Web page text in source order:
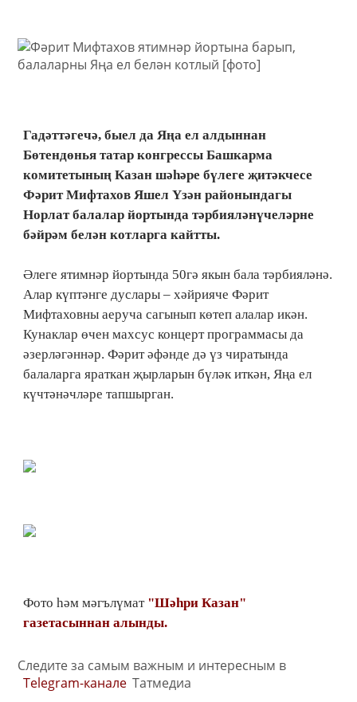
Гадәттәгечә, быел да Яңа ел алдыннан
Бөтендөнья татар конгрессы Башкарма
комитетының Казан шәһәре бүлеге җитәкчесе
Фәрит Мифтахов Яшел Үзән районындагы
Норлат балалар йортында тәрбияләнүчеләрне
бәйрәм белән котларга кайтты.
Әлеге ятимнәр йортында 50гә якын бала тәрбияләнә.
Алар күптәнге дуслары – хәйрияче Фәрит
Мифтаховны аеруча сагынып көтеп алалар икән.
Кунаклар өчен махсус концерт программасы да
әзерләгәннәр. Фәрит әфәнде дә үз чиратында
балаларга яраткан җырларын бүләк иткән, Яңа ел
күчтәнәчләре тапшырган.
Фото һәм мәгълүмат "Шәһри Казан"
газетасыннан алынды.
Следите за самым важным и интересным в
Telegram-канале Татмедиа